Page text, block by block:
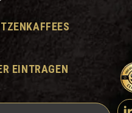
EINTRAGEN